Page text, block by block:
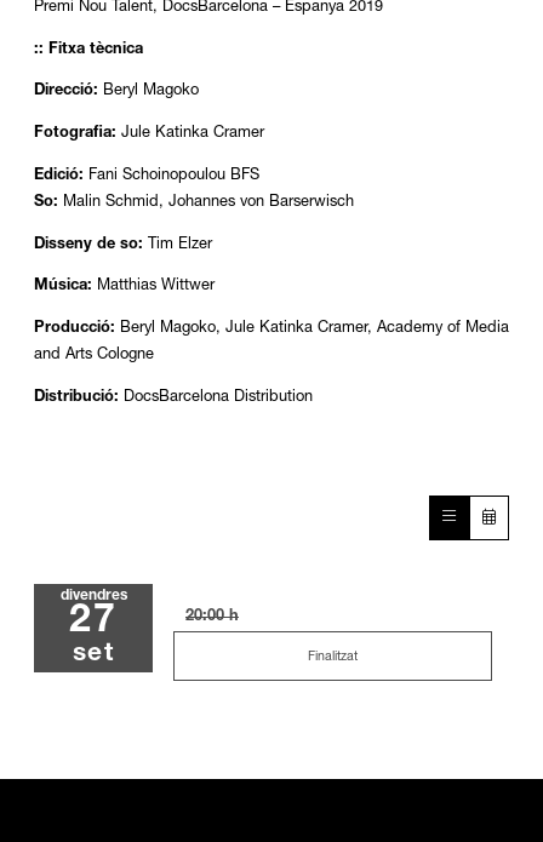
Premi Nou Talent, DocsBarcelona – Espanya 2019
:: Fitxa tècnica
Direcció: Beryl Magoko
Fotografia: Jule Katinka Cramer
Edició: Fani Schoinopoulou BFS
So: Malin Schmid, Johannes von Barserwisch
Disseny de so: Tim Elzer
Música: Matthias Wittwer
Producció: Beryl Magoko, Jule Katinka Cramer, Academy of Media
and Arts Cologne
Distribució: DocsBarcelona Distribution
divendres
27
set
20:00 h
Finalitzat